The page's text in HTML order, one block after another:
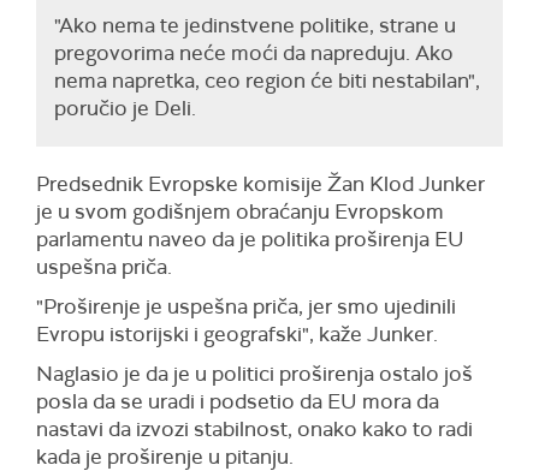
"Ako nema te jedinstvene politike, strane u
pregovorima neće moći da napreduju. Ako
nema napretka, ceo region će biti nestabilan",
poručio je Deli.
Predsednik Evropske komisije Žan Klod Junker
je u svom godišnjem obraćanju Evropskom
parlamentu naveo da je politika proširenja EU
uspešna priča.
"Proširenje je uspešna priča, jer smo ujedinili
Evropu istorijski i geografski", kaže Junker.
Naglasio je da je u politici proširenja ostalo još
posla da se uradi i podsetio da EU mora da
nastavi da izvozi stabilnost, onako kako to radi
kada je proširenje u pitanju.